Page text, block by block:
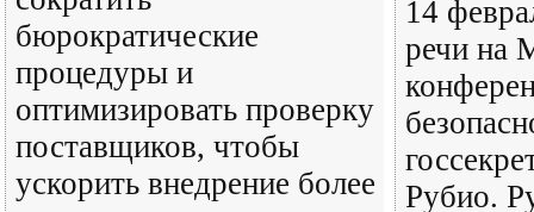
бюрократические
процедуры и
оптимизировать проверку
поставщиков, чтобы
ускорить внедрение более
14
речи на
Рубио.